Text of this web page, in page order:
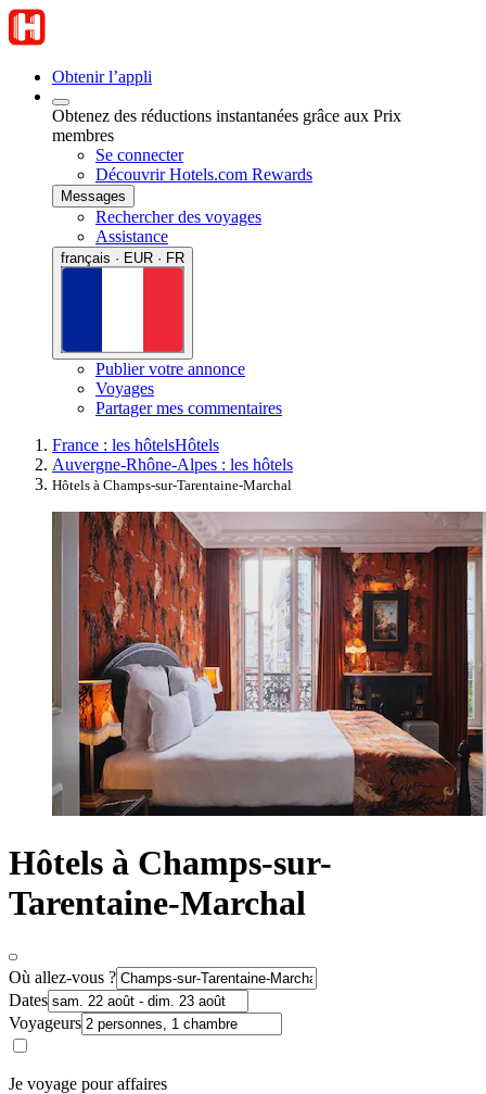
Obtenir l’appli
Obtenez des réductions instantanées grâce aux Prix
membres
Se connecter
Découvrir Hotels.com Rewards
Messages
Rechercher des voyages
Assistance
français · EUR · FR
Publier votre annonce
Voyages
Partager mes commentaires
France : les hôtelsHôtels
Auvergne-Rhône-Alpes : les hôtels
Hôtels à Champs-sur-Tarentaine-Marchal
Hôtels à Champs-sur-
Tarentaine-Marchal
Où allez-vous ?
Dates
Voyageurs
Je voyage pour affaires